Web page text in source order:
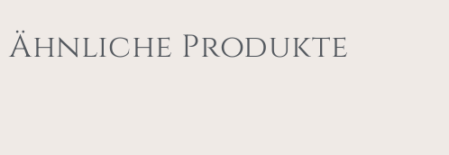
Ähnliche Produkte